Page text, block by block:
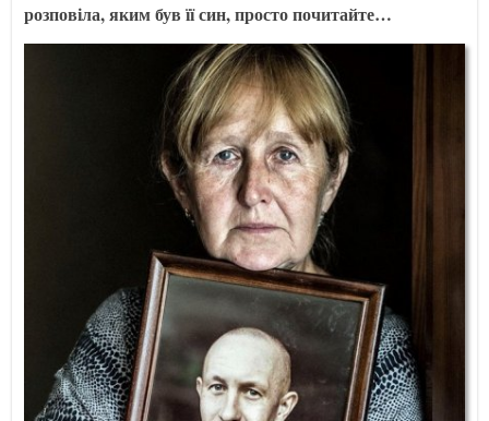
розповіла, яким був її син, просто почитайте…